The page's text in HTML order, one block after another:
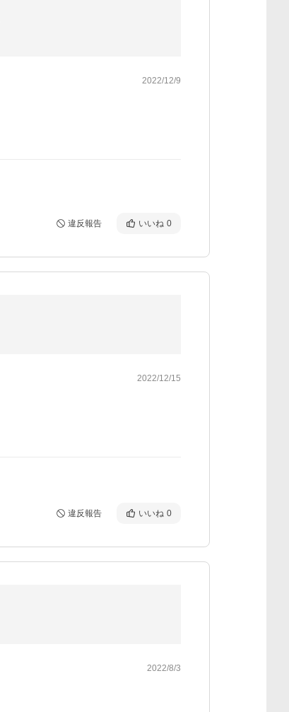
2022/12/9
違反報告 いいね 0
2022/12/15
違反報告 いいね 0
2022/8/3